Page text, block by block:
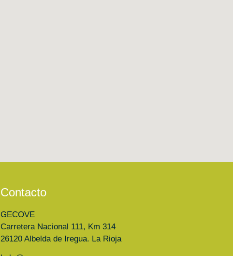
Contacto
GECOVE
Carretera Nacional 111, Km 314
26120 Albelda de Iregua. La Rioja